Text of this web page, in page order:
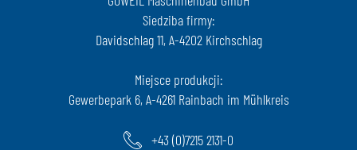
Siedziba firmy:
Davidschlag 11, A-4202 Kirchschlag
Miejsce produkcji:
Gewerbepark 6, A-4261 Rainbach im Mühlkreis
+43 (0)7215 2131-0